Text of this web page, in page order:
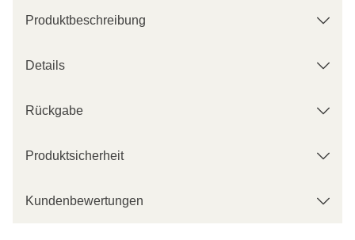
Produktbeschreibung
Details
Rückgabe
Produktsicherheit
Kundenbewertungen